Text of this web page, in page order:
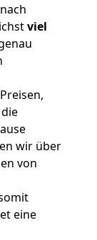
viel
wir über
von
eine